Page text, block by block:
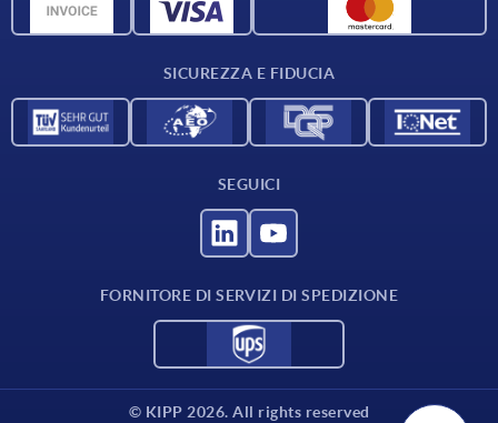
Dati CAD
SICUREZZA E FIDUCIA
SEGUICI
FORNITORE DI SERVIZI DI SPEDIZIONE
© KIPP 2026. All rights reserved